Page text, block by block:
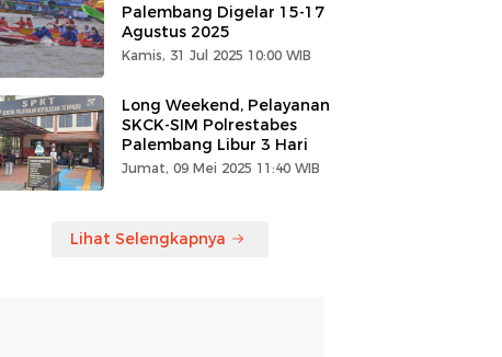
Palembang Digelar 15-17
Agustus 2025
Kamis, 31 Jul 2025 10:00 WIB
Long Weekend, Pelayanan
SKCK-SIM Polrestabes
Palembang Libur 3 Hari
Jumat, 09 Mei 2025 11:40 WIB
Lihat Selengkapnya